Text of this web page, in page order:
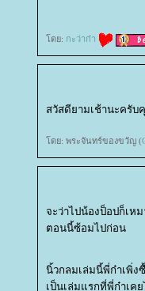
ดย: กะว่าก๋า
สวัสดียามเช้านะครับ
ดย: พระจันทร์ของขวัญ (
จะว่าไปน้องป็อปก็เห
ตอนนี้ซ้อมไปก่อน
นิ้วกลมเล่มนี้พี่ก๋าเพิ่ง
เป็นเล่มแรกที่พี่ก๋าเค